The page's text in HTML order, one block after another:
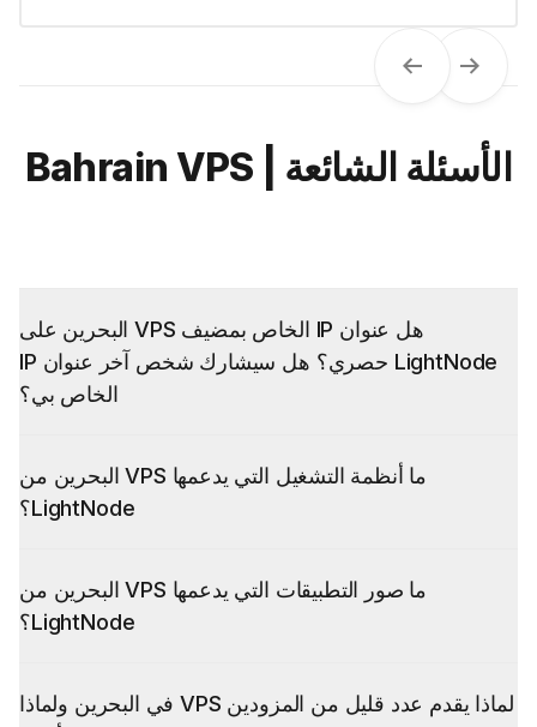
Previous
Next
الأسئلة الشائعة | Bahrain VPS
هل عنوان IP الخاص بمضيف VPS البحرين على
LightNode حصري؟ هل سيشارك شخص آخر عنوان IP
الخاص بي؟
ما أنظمة التشغيل التي يدعمها VPS البحرين من
LightNode؟
ما صور التطبيقات التي يدعمها VPS البحرين من
LightNode؟
Wordpress Cloud Panel 2 cPanel & WHM
لماذا يقدم عدد قليل من المزودين VPS في البحرين ولماذا